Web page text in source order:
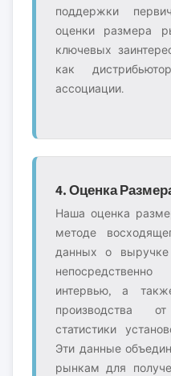
поддержки
оценки размера
ключевых
как
ассоциации.
4. Оценка
Наша оценка
методе
данных о выручке
интервью, а
производства
статистики
Эти данные
рынкам для